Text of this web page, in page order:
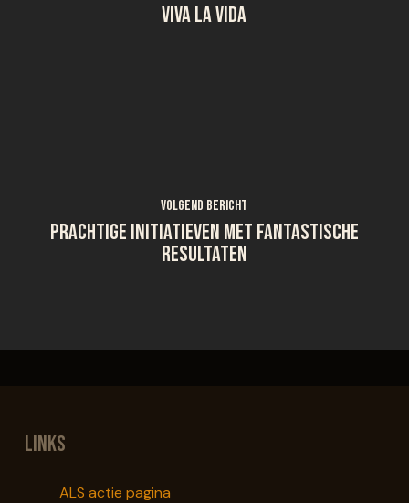
Viva la vida
Volgend bericht
Prachtige initiatieven met fantastische
resultaten
Links
ALS actie pagina